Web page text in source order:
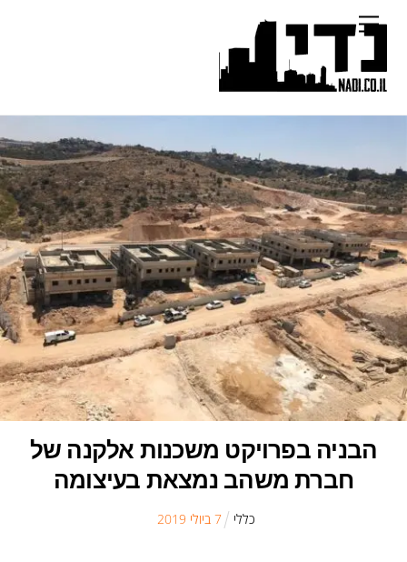
content
Menu
הבניה בפרויקט משכנות אלקנה של
חברת משהב נמצאת בעיצומה
כללי 7 ביולי 2019